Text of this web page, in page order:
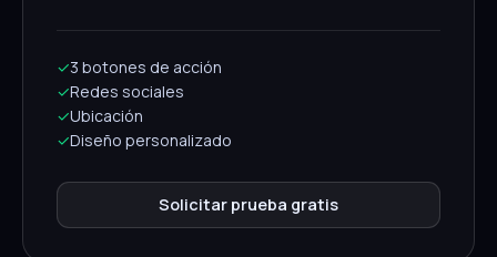
✓3 botones de acción
✓Redes sociales
✓Ubicación
✓Diseño personalizado
Solicitar prueba gratis